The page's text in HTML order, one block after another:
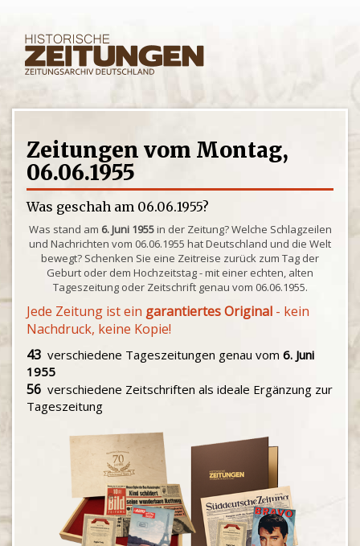
Zeitungen vom Montag,
06.06.1955
Was geschah am 06.06.1955?
Was stand am 6. Juni 1955in der Zeitung? Welche Schlagzeilen
und Nachrichten vom 06.06.1955 hat Deutschland und die Welt
bewegt? Schenken Sie eine Zeitreise zurück zum Tag der
Geburt oder dem Hochzeitstag - mit einer echten, alten
Tageszeitung oder Zeitschrift genau vom 06.06.1955.
Jede Zeitung ist ein garantiertes Original - kein
Nachdruck, keine Kopie!
43 verschiedene Tageszeitungen genau vom 6. Juni
1955
56 verschiedene Zeitschriften als ideale Ergänzung zur
Tageszeitung